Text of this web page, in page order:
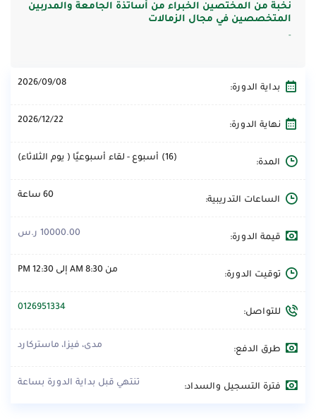
نخبة من المختصين الخبراء من أساتذة الجامعة والمدربين
المتخصصين في مجال الزمالات
-
بداية الدورة: 2026/09/08
نهاية الدورة: 2026/12/22
المدة: (16) أسبوع - لقاء أسبوعيًا ( يوم الثلاثاء)
الساعات التدريبية: 60 ساعة
قيمة الدورة: 10000.00 ر.س
توقيت الدورة: من 8:30 AM إلى 12:30 PM
للتواصل: 0126951334
طرق الدفع: مدى، فيزا، ماستركارد
فترة التسجيل والسداد: تنتهي قبل بداية الدورة بساعة